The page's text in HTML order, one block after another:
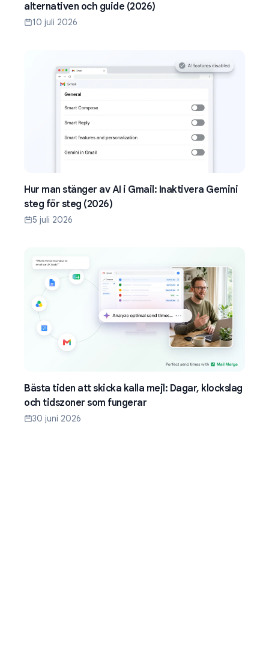
alternativen och guide (2026)
10 juli 2026
Hur man stänger av AI i Gmail: Inaktivera Gemini
steg för steg (2026)
5 juli 2026
Bästa tiden att skicka kalla mejl: Dagar, klockslag
och tidszoner som fungerar
30 juni 2026